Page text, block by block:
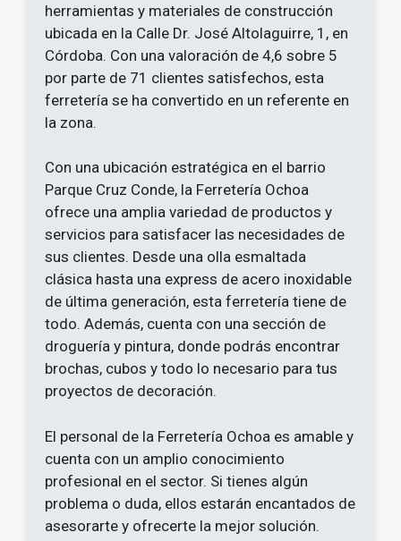
herramientas y materiales de construcción
ubicada en la Calle Dr. José Altolaguirre, 1, en
Córdoba. Con una valoración de 4,6 sobre 5
por parte de 71 clientes satisfechos, esta
ferretería se ha convertido en un referente en
la zona.
Con una ubicación estratégica en el barrio
Parque Cruz Conde, la Ferretería Ochoa
ofrece una amplia variedad de productos y
servicios para satisfacer las necesidades de
sus clientes. Desde una olla esmaltada
clásica hasta una express de acero inoxidable
de última generación, esta ferretería tiene de
todo. Además, cuenta con una sección de
droguería y pintura, donde podrás encontrar
brochas, cubos y todo lo necesario para tus
proyectos de decoración.
El personal de la Ferretería Ochoa es amable y
cuenta con un amplio conocimiento
profesional en el sector. Si tienes algún
problema o duda, ellos estarán encantados de
asesorarte y ofrecerte la mejor solución.